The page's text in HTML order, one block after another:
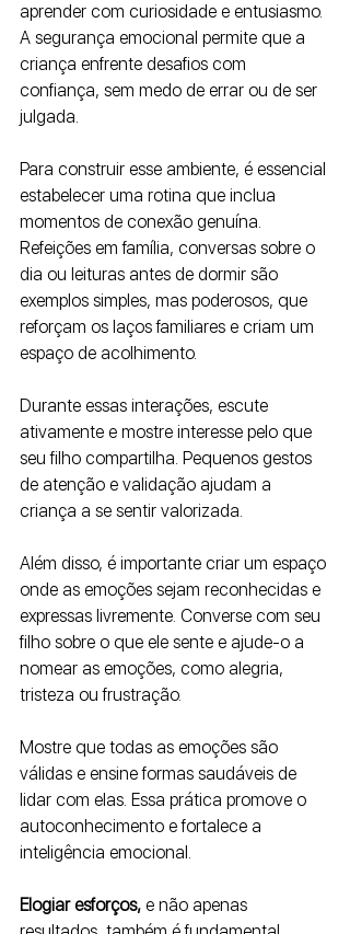
aprender com curiosidade e entusiasmo.
A segurança emocional permite que a
criança enfrente desafios com
confiança, sem medo de errar ou de ser
julgada.
Para construir esse ambiente, é essencial
estabelecer uma rotina que inclua
momentos de conexão genuína.
Refeições em família, conversas sobre o
dia ou leituras antes de dormir são
exemplos simples, mas poderosos, que
reforçam os laços familiares e criam um
espaço de acolhimento.
Durante essas interações, escute
ativamente e mostre interesse pelo que
seu filho compartilha. Pequenos gestos
de atenção e validação ajudam a
criança a se sentir valorizada.
Além disso, é importante criar um espaço
onde as emoções sejam reconhecidas e
expressas livremente. Converse com seu
filho sobre o que ele sente e ajude-o a
nomear as emoções, como alegria,
tristeza ou frustração.
Mostre que todas as emoções são
válidas e ensine formas saudáveis de
lidar com elas. Essa prática promove o
autoconhecimento e fortalece a
inteligência emocional.
Elogiar esforços, e não apenas